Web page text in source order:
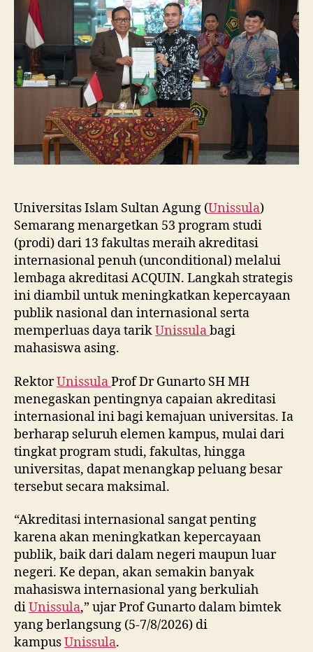
53
Prodi
Raih
Akreditasi
Internasional
ACQUIN
Lewat
Jalur
Track
Universitas Islam Sultan Agung (Unissula)
Semarang menargetkan 53 program studi
(prodi) dari 13 fakultas meraih akreditasi
internasional penuh (unconditional) melalui
lembaga akreditasi ACQUIN. Langkah strategis
ini diambil untuk meningkatkan kepercayaan
publik nasional dan internasional serta
memperluas daya tarikUnissulabagi
mahasiswa asing.
RektorUnissulaProf Dr Gunarto SH MH
menegaskan pentingnya capaian akreditasi
internasional ini bagi kemajuan universitas. Ia
berharap seluruh elemen kampus, mulai dari
tingkat program studi, fakultas, hingga
universitas, dapat menangkap peluang besar
tersebut secara maksimal.
“Akreditasi internasional sangat penting
karena akan meningkatkan kepercayaan
publik, baik dari dalam negeri maupun luar
negeri. Ke depan, akan semakin banyak
mahasiswa internasional yang berkuliah
diUnissula,” ujar Prof Gunarto dalam bimtek
yang berlangsung (5-7/8/2026) di
kampusUnissula.